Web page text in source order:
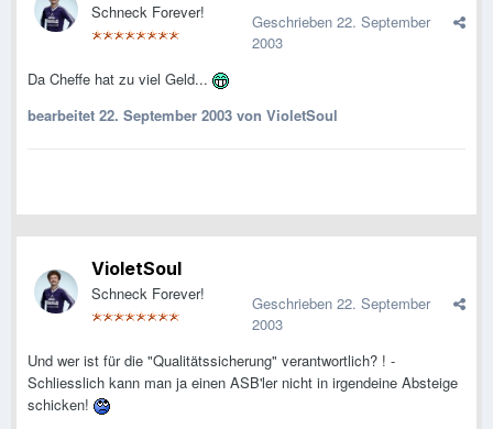
Schneck Forever! Geschrieben 22. September
2003
Da Cheffe hat zu viel Geld...
bearbeitet 22. September 2003 von VioletSoul
VioletSoul
Schneck Forever! Geschrieben 22. September
2003
Und wer ist für die "Qualitätssicherung" verantwortlich? ! -
Schliesslich kann man ja einen ASB'ler nicht in irgendeine Absteige
schicken!